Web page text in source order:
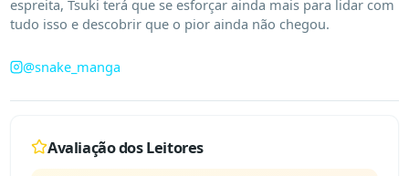
espreita, Tsuki terá que se esforçar ainda mais para lidar com
tudo isso e descobrir que o pior ainda não chegou.
@snake_manga
Avaliação dos Leitores